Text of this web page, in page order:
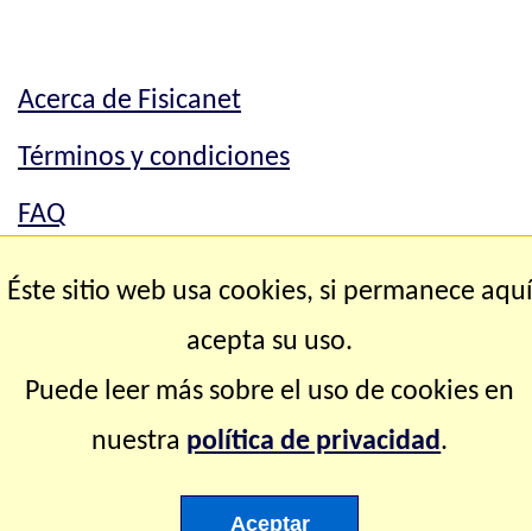
Acerca de Fisicanet
Términos y condiciones
FAQ
Mapa del sitio
Éste sitio web usa cookies, si permanece aquí
acepta su uso.
Puede leer más sobre el uso de cookies en
nuestra política de privacidad.